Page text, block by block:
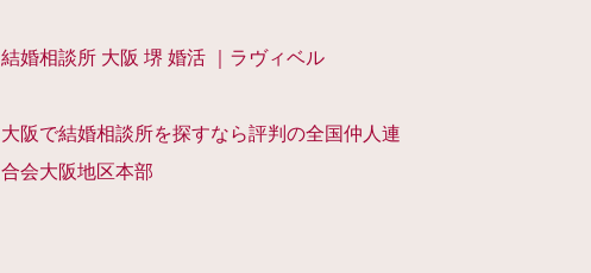
結婚相談所 大阪 堺 婚活 ｜ラヴィベル
大阪で結婚相談所を探すなら評判の全国仲人連
合会大阪地区本部